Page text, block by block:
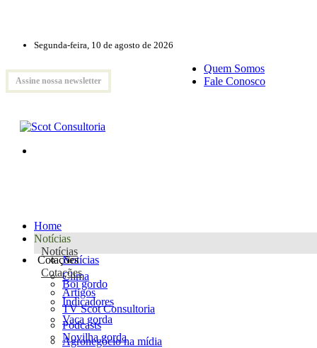
Segunda-feira, 10 de agosto de 2026
Assine nossa newsletter
Quem Somos
Fale Conosco
Home
Notícias
Notícias
Notícias
Clima
Artigos
TV Scot Consultoria
Podcasts
Agronegócio na mídia
Cotações
Cotações
Boi gordo
Indicadores
Vaca gorda
Novilha gorda